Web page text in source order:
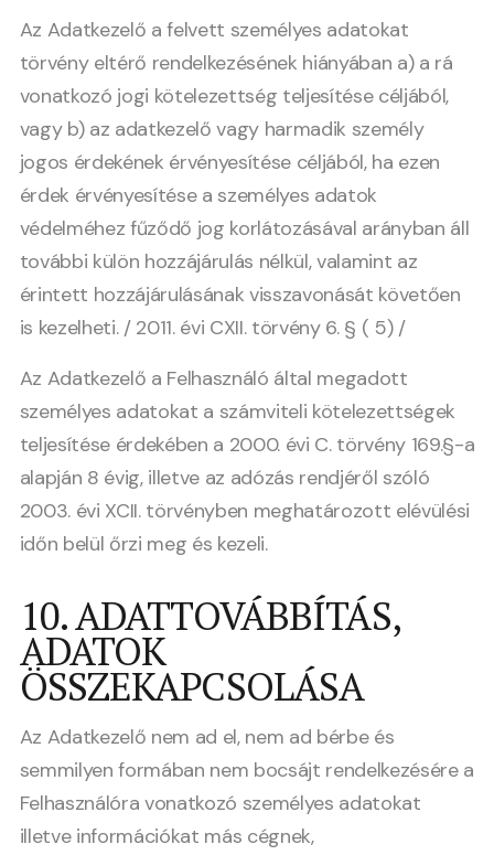
Az Adatkezelő a felvett személyes adatokat
törvény eltérő rendelkezésének hiányában a) a rá
vonatkozó jogi kötelezettség teljesítése céljából,
vagy b) az adatkezelő vagy harmadik személy
jogos érdekének érvényesítése céljából, ha ezen
érdek érvényesítése a személyes adatok
védelméhez fűződő jog korlátozásával arányban áll
további külön hozzájárulás nélkül, valamint az
érintett hozzájárulásának visszavonását követően
is kezelheti. / 2011. évi CXII. törvény 6. § ( 5) /
Az Adatkezelő a Felhasználó által megadott
személyes adatokat a számviteli kötelezettségek
teljesítése érdekében a 2000. évi C. törvény 169.§-a
alapján 8 évig, illetve az adózás rendjéről szóló
2003. évi XCII. törvényben meghatározott elévülési
időn belül őrzi meg és kezeli.
10. ADATTOVÁBBÍTÁS,
ADATOK
ÖSSZEKAPCSOLÁSA
Az Adatkezelő nem ad el, nem ad bérbe és
semmilyen formában nem bocsájt rendelkezésére a
Felhasználóra vonatkozó személyes adatokat
illetve információkat más cégnek,